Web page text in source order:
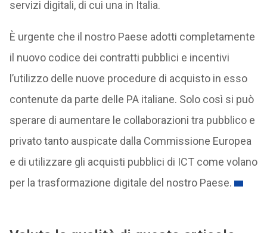
servizi digitali, di cui una in Italia.
È urgente che il nostro Paese adotti completamente
il nuovo codice dei contratti pubblici e incentivi
l’utilizzo delle nuove procedure di acquisto in esso
contenute da parte delle PA italiane. Solo così si può
sperare di aumentare le collaborazioni tra pubblico e
privato tanto auspicate dalla Commissione Europea
e di utilizzare gli acquisti pubblici di ICT come volano
per la trasformazione digitale del nostro Paese.